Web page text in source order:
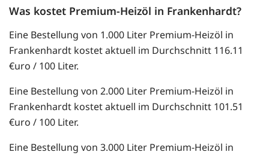
Was kostet Premium-Heizöl in Frankenhardt?
Eine Bestellung von 1.000 Liter Premium-Heizöl in
Frankenhardt kostet aktuell im Durchschnitt 116.11
€uro / 100 Liter.
Eine Bestellung von 2.000 Liter Premium-Heizöl in
Frankenhardt kostet aktuell im Durchschnitt 101.51
€uro / 100 Liter.
Eine Bestellung von 3.000 Liter Premium-Heizöl in